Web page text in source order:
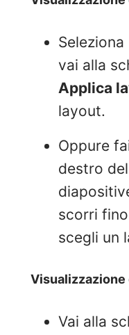
vai alla
Applica
layout.
Oppure
destro
scorri
scegli un
Vai alla